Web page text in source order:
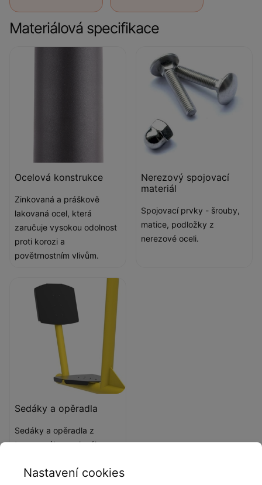
Materiálová specifikace
Ocelová konstrukce
Zinkovaná a práškově
lakovaná ocel, která
zaručuje vysokou odolnost
proti korozi a
povětrnostním vlivům.
Nerezový spojovací
materiál
Spojovací prvky - šrouby,
matice, podložky z
nerezové oceli.
Sedáky a opěradla
Sedáky a opěradla z
tvarovaného ocelového
Nastavení cookies